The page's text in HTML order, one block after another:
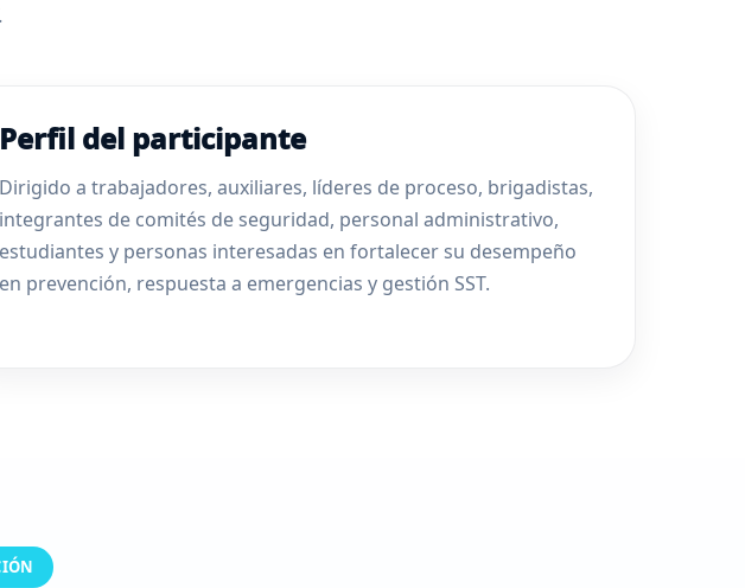
Perfil del participante
Dirigido a trabajadores, auxiliares, líderes de proceso, brigadistas,
integrantes de comités de seguridad, personal administrativo,
estudiantes y personas interesadas en fortalecer su desempeño
en prevención, respuesta a emergencias y gestión SST.